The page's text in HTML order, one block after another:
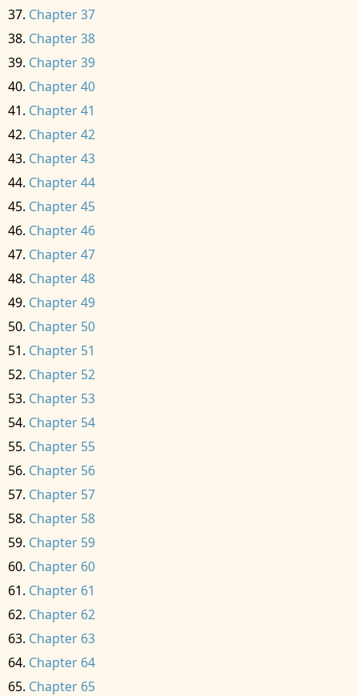
Chapter 37
Chapter 38
Chapter 39
Chapter 40
Chapter 41
Chapter 42
Chapter 43
Chapter 44
Chapter 45
Chapter 46
Chapter 47
Chapter 48
Chapter 49
Chapter 50
Chapter 51
Chapter 52
Chapter 53
Chapter 54
Chapter 55
Chapter 56
Chapter 57
Chapter 58
Chapter 59
Chapter 60
Chapter 61
Chapter 62
Chapter 63
Chapter 64
Chapter 65